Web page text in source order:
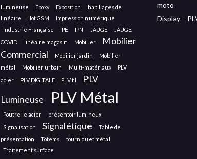
lumineuse
Epoxy Exposition
habillages de
linéaire
Ilot GSM
Impression numérique
Industrie Française
IPE IPN JAUGE
JAUGE
COVID
linéaire magasin Mobilier
Mobilier
Commercial
Mobilier jardin
Mobilier
métal
Mobilier urbain Multi-matériaux
PLV
acier
PLV DIGITALE PLV fil
PLV
Lumineuse
PLV Métal
Poutrelle acier
présentoir lumineux
Signalisation
Signalétique
Table de
présentation
Totems
tourniquet métal
Traitement surface
moto
Display –